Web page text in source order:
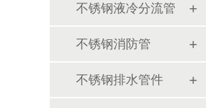
不锈钢液冷分流管
不锈钢消防管
不锈钢排水管件